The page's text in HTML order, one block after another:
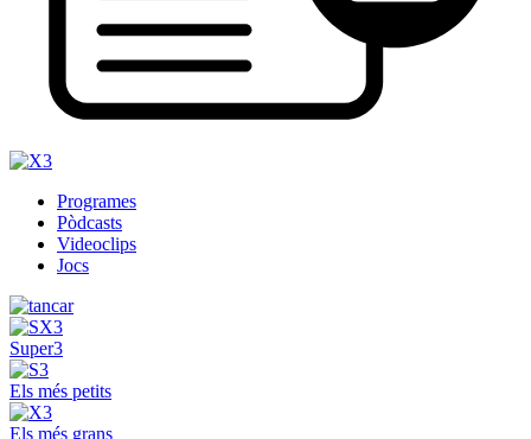
Programes
Pòdcasts
Videoclips
Jocs
Super3
Els més petits
Els més grans